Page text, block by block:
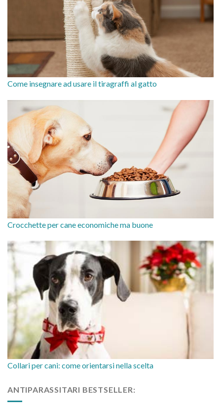
Come insegnare ad usare il tiragraffi al gatto
Crocchette per cane economiche ma buone
Collari per cani: come orientarsi nella scelta
ANTIPARASSITARI BESTSELLER: